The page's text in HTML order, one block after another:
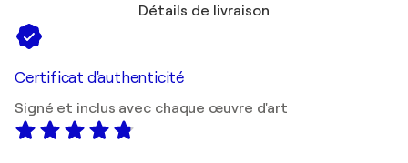
Détails de livraison
Certificat d'authenticité
Signé et inclus avec chaque œuvre d'art